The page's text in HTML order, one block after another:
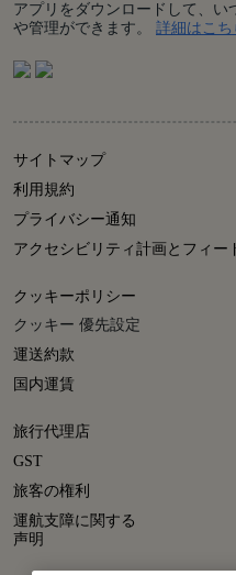
アプリをダウンロードして、い
や管理ができます。 詳細はこち
サイトマップ
利用規約
プライバシー通知
アクセシビリティ計画とフィー
クッキーポリシー
クッキー 優先設定
運送約款
国内運賃
旅行代理店
GST
旅客の権利
運航支障に関する
声明